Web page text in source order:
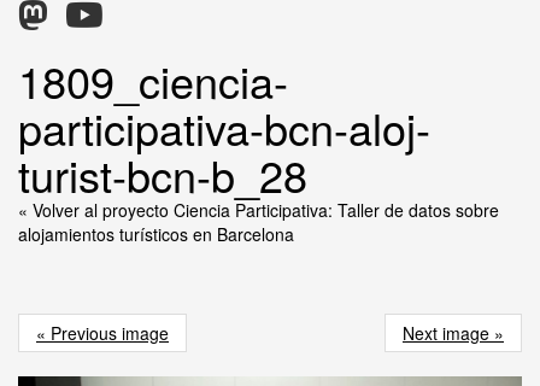
1809_ciencia-
participativa-bcn-aloj-
turist-bcn-b_28
« Volver al proyecto Ciencia Participativa: Taller de datos sobre
alojamientos turísticos en Barcelona
« Previous image Next image »